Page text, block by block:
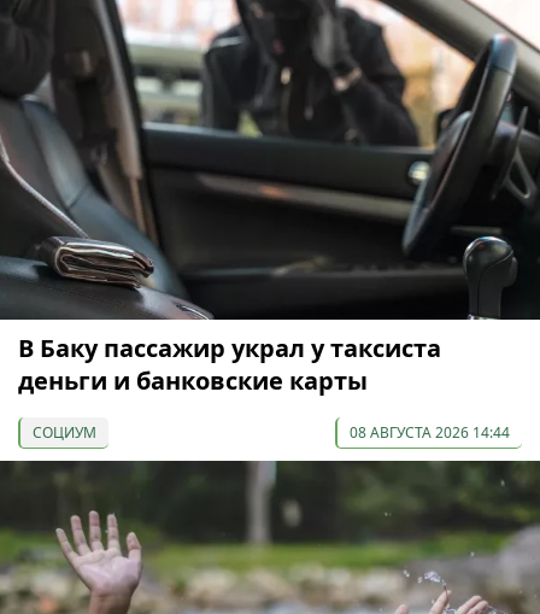
В Баку пассажир украл у таксиста
деньги и банковские карты
СОЦИУМ 08 АВГУСТА 2026 14:44